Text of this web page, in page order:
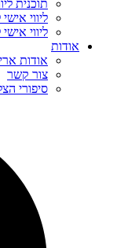
תוכנית
ליווי
ליווי
אודות
אודות
צור קשר
סיפורי